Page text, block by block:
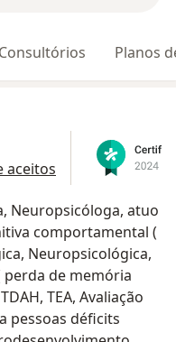
Consultórios Planos
aceitos
Neuropsicóloga, atuo
comportamental (
Neuropsicológica,
perda de memória
Avaliação
pessoas déficits